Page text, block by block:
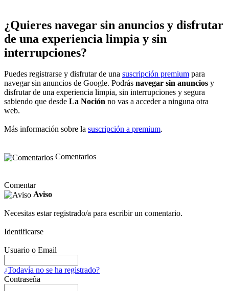
¿Quieres navegar sin anuncios y disfrutar
de una experiencia limpia y sin
interrupciones?
Puedes registrarse y disfrutar de una suscripción premium para
navegar sin anuncios de Google. Podrás navegar sin anuncios y
disfrutar de una experiencia limpia, sin interrupciones y segura
sabiendo que desde La Noción no vas a acceder a ninguna otra
web.
Más información sobre la suscripción a premium.
Comentarios
Comentar
Aviso
Necesitas estar registrado/a para escribir un comentario.
Identificarse
Usuario o Email
¿Todavía no se ha registrado?
Contraseña